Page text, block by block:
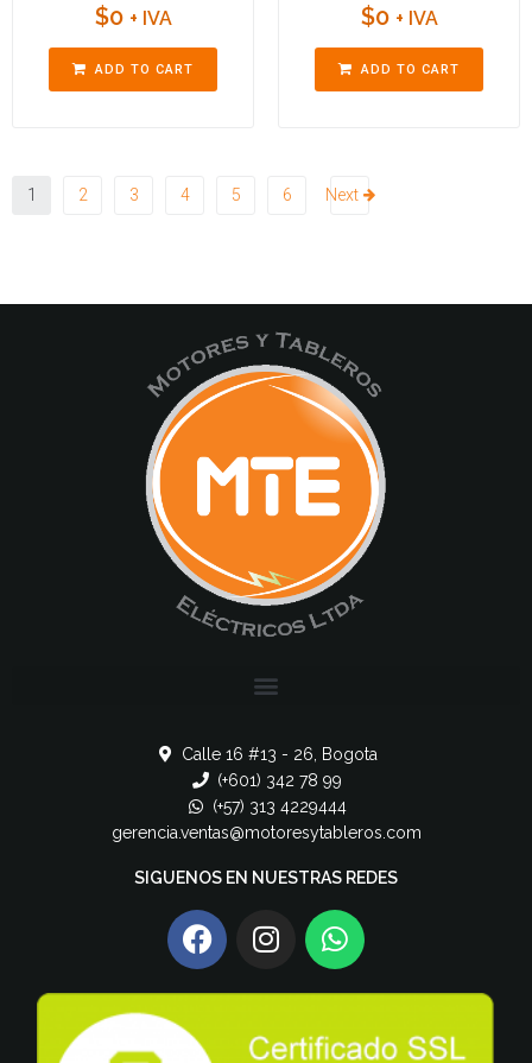
$0 + IVA
ADD TO CART
$0 + IVA
ADD TO CART
1 2 3 4 5 6 Next
Calle 16 #13 - 26, Bogota
(+601) 342 78 99
(+57) 313 4229444
gerencia.ventas@motoresytableros.com
SIGUENOS EN NUESTRAS REDES